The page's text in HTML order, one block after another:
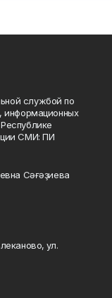
службой по
информационных
СМИ: ПИ
Сәғәҙиева
ул.